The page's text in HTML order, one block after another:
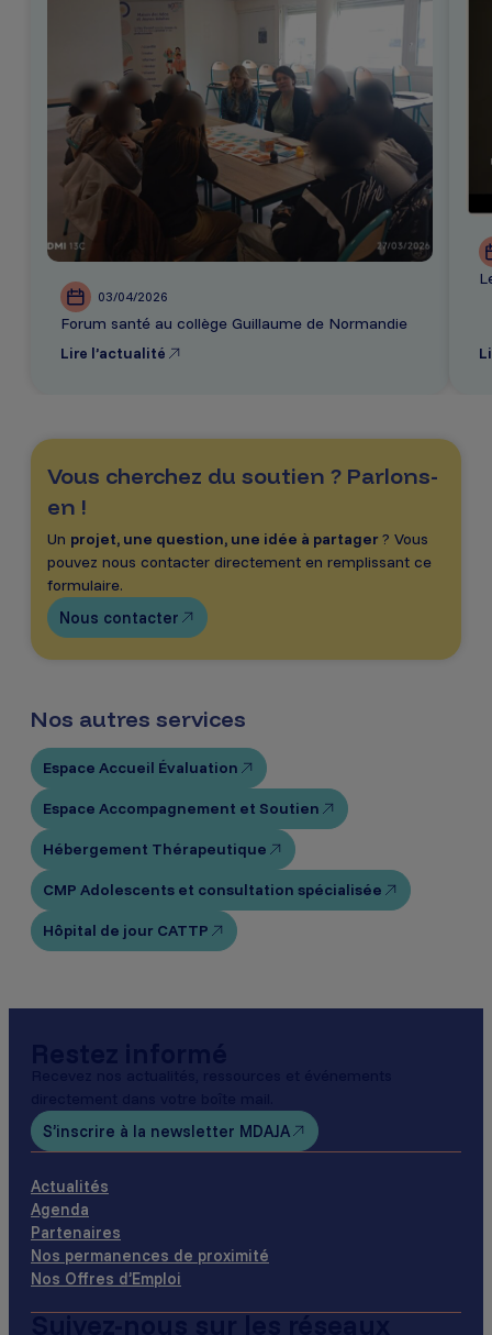
03/04/2026
Forum santé au collège Guillaume de Normandie
Lire l’actualité
Vous cherchez du soutien ? Parlons-
en !
Un projet, une question, une idée à partager? Vous
pouvez nous contacter directement en remplissant ce
formulaire.
Nous contacter
Nos autres services
Espace Accueil Évaluation
Espace Accompagnement et Soutien
Hébergement Thérapeutique
CMP Adolescents et consultation spécialisée
Hôpital de jour CATTP
S’inscrire à la newsletter MDAJA
Actualités
Agenda
Partenaires
Nos permanences de proximité
Nos Offres d’Emploi
Suivez-nous sur les réseaux